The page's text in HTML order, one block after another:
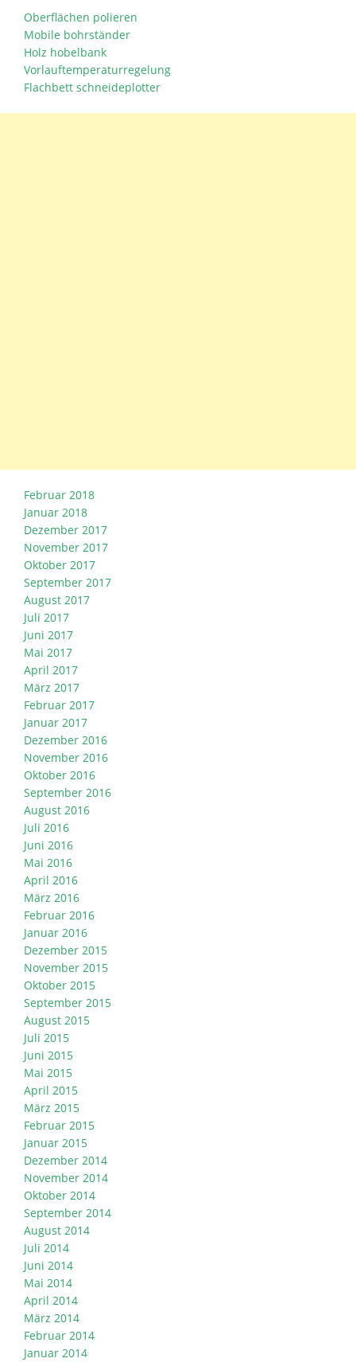
Oberflächen polieren
Mobile bohrständer
Holz hobelbank
Vorlauftemperaturregelung
Flachbett schneideplotter
Februar 2018
Januar 2018
Dezember 2017
November 2017
Oktober 2017
September 2017
August 2017
Juli 2017
Juni 2017
Mai 2017
April 2017
März 2017
Februar 2017
Januar 2017
Dezember 2016
November 2016
Oktober 2016
September 2016
August 2016
Juli 2016
Juni 2016
Mai 2016
April 2016
März 2016
Februar 2016
Januar 2016
Dezember 2015
November 2015
Oktober 2015
September 2015
August 2015
Juli 2015
Juni 2015
Mai 2015
April 2015
März 2015
Februar 2015
Januar 2015
Dezember 2014
November 2014
Oktober 2014
September 2014
August 2014
Juli 2014
Juni 2014
Mai 2014
April 2014
März 2014
Februar 2014
Januar 2014